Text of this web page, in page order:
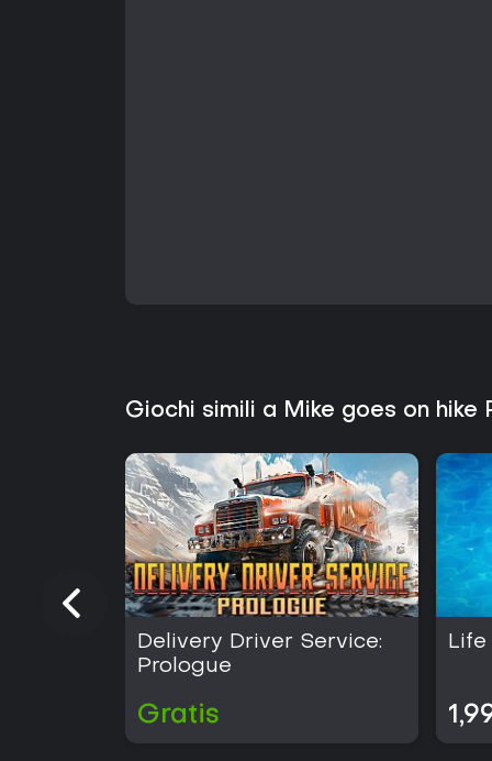
Giochi simili a Mike goes on hike
Delivery Driver Service:
Prologue
Gratis